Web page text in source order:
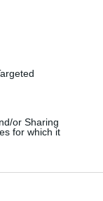
or Sharing
for which it